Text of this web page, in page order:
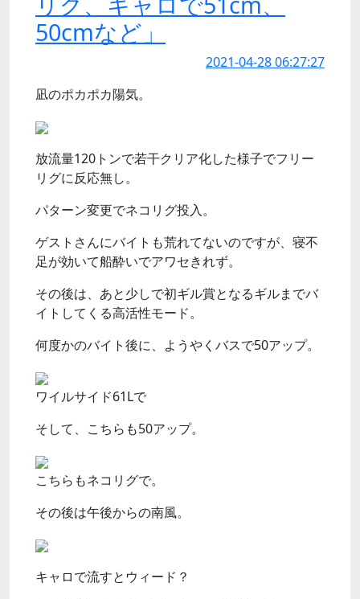
50cmなど」
2021-04-28 06:27:27
凪のポカポカ陽気。
放流量120トンで若干クリア化した様子でフリー
リグに反応無し。
パターン変更でネコリグ投入。
ゲストさんにバイトも荒れてないのですが、寝不
足が効いて船酔いでアワセきれず。
その後は、あと少しで初ギル賞となるギルまでバ
イトしてくる高活性モード。
何度かのバイト後に、ようやくバスで50アップ。
ワイルサイド61Lで
そして、こちらも50アップ。
こちらもネコリグで。
その後は午後からの南風。
キャロで流すとウィード？